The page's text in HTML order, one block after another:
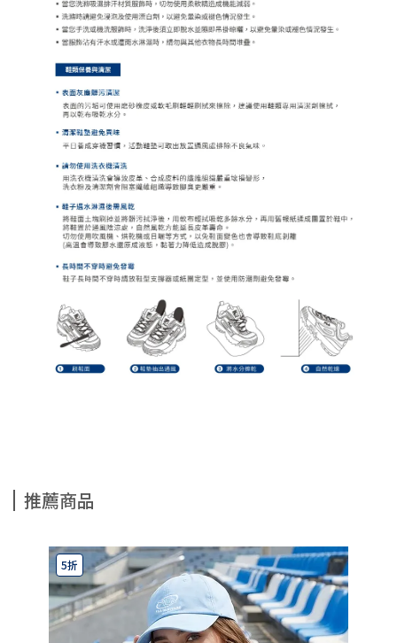
推薦商品
5折